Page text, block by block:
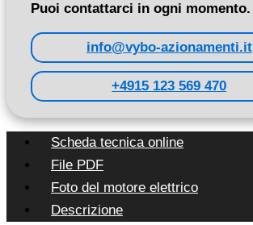
Puoi contattarci in ogni momento.
info@vybo-azionamenti.it
+4915 123 569 470
Scheda tecnica online
File PDF
Foto del motore elettrico
Descrizione